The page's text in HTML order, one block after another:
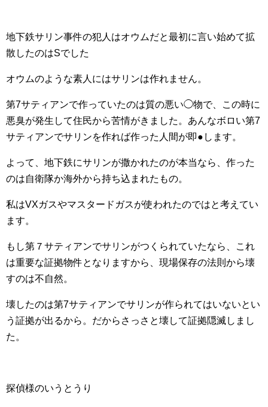
地下鉄サリン事件の犯人はオウムだと最初に言い始めて拡
散したのはSでした
オウムのような素人にはサリンは作れません。
第7サティアンで作っていたのは質の悪い◯物で、この時に
悪臭が発生して住民から苦情がきました。あんなボロい第7
サティアンでサリンを作れば作った人間が即●します。
よって、地下鉄にサリンが撒かれたのが本当なら、作った
のは自衛隊か海外から持ち込まれたもの。
私はVXガスやマスタードガスが使われたのではと考えてい
ます。
もし第７サティアンでサリンがつくられていたなら、これ
は重要な証拠物件となりますから、現場保存の法則から壊
すのは不自然。
壊したのは第7サティアンでサリンが作られてはいないとい
う証拠が出るから。だからさっさと壊して証拠隠滅しまし
た。
探偵様のいうとうり